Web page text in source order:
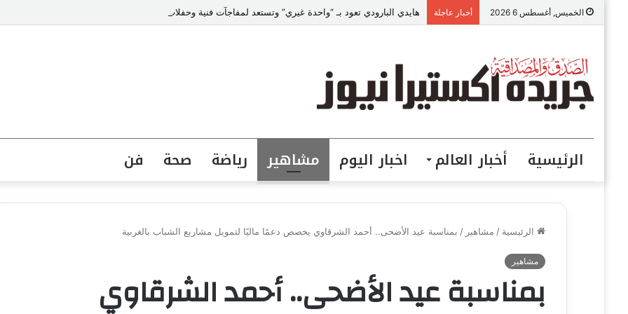
الخميس, أغسطس 6 2026 أخبار عاجلة هايدي البارودي تعود بـ “واحدة غيري” وتستعد لمفاجآت فنية وحفلات بالساحل الشمالي
الرئيسية أخبار العالم اخبار اليوم مشاهير رياضة صحة فن
الرئيسية / مشاهير / بمناسبة عيد الأضحى.. أحمد الشرقاوي يخصص دعمًا ماليًا لتمويل مشاريع الشباب بالغربية
مشاهير
بمناسبة عيد الأضحى.. أحمد الشرقاوي